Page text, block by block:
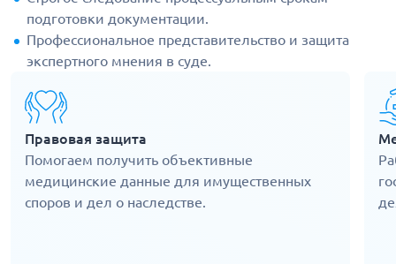
подготовки документации.
Профессиональное представительство и защита
экспертного мнения в суде.
Правовая защита
Помогаем получить объективные
медицинские данные для имущественных
споров и дел о наследстве.